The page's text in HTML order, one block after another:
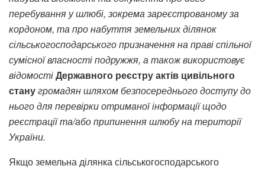
перебування ушлюбі, зокрема зареєстрованомуза
кордоном, та пронабуттяземельнихділянок
сільськогосподарськогопризначенняна правіспільної
сумісноївласностіподружжя, а такожвикористовує
відомостіДержавного реєструактів цивільного
станугромадяншляхомбезпосередньогодоступудо
ньогодляперевіркиотриманоїінформаціїщодо
реєстраціїта/абоприпиненняшлюбуна території
України.
Якщо земельна ділянка сільськогосподарського